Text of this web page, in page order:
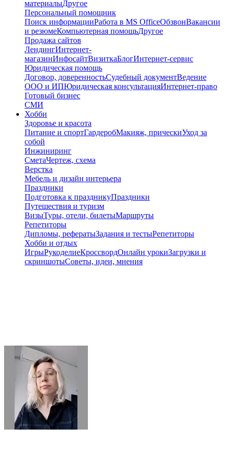
материалыДругое
Персональный помощник
Поиск информацииРабота в MS OfficeОбзвонВакансии
и резюмеКомпьютерная помощьДругое
Продажа сайтов
ЛендингИнтернет-
магазинИнфосайтВизиткаБлогИнтернет-сервис
Юридическая помощь
Договор, доверенностьСудебный документВедение
ООО и ИПЮридическая консультацияИнтернет-право
Готовый бизнес
СМИ
Хобби
Здоровье и красота
Питание и спортГардеробМакияж, прическиУход за
собой
Инжиниринг
СметаЧертеж, схема
Верстка
Мебель и дизайн интерьера
Праздники
Подготовка к праздникуПраздники
Путешествия и туризм
ВизыТуры, отели, билетыМаршруты
Репетиторы
Дипломы, рефератыЗадания и тестыРепетиторы
Хобби и отдых
ИгрыРукоделиеКроссвордОнлайн урокиЗагрузки и
скриншотыСоветы, идеи, мнения